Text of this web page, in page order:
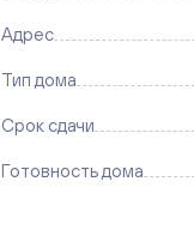
Адрес
Тип дома
Срок сдачи
Готовность дома